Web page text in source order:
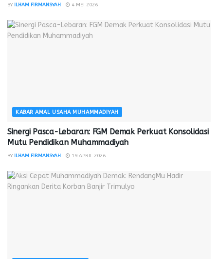
BY ILHAM FIRMANSYAH 4 MEI 2026
KABAR AMAL USAHA MUHAMMADIYAH
Sinergi Pasca-Lebaran: FGM Demak Perkuat Konsolidasi
Mutu Pendidikan Muhammadiyah
BY ILHAM FIRMANSYAH 19 APRIL 2026